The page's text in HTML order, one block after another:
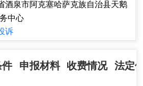
酒泉市阿克塞哈萨克族自治县天鹅
中心
诉
申报材料 收费情况 法定